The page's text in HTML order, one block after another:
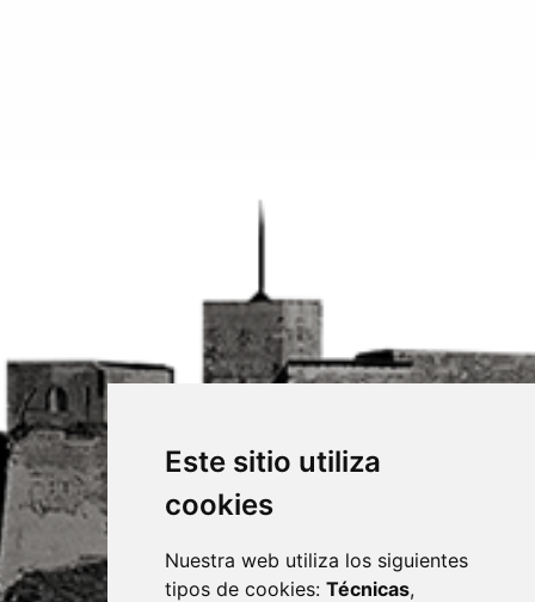
Este sitio utiliza
cookies
Nuestra web utiliza los siguientes
tipos de cookies: Técnicas,